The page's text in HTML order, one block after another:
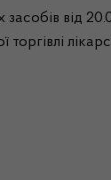
від